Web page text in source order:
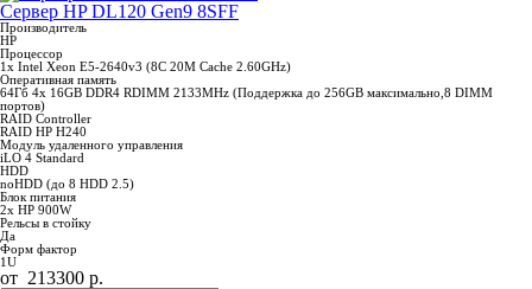
Сервер HP DL120 Gen9 8SFF
Производитель
HP
Процессор
1x Intel Xeon E5-2640v3 (8C 20M Cache 2.60GHz)
Оперативная память
64Гб 4x 16GB DDR4 RDIMM 2133MHz (Поддержка до 256GB максимально,8 DIMM
портов)
RAID Controller
RAID HP H240
Модуль удаленного управления
iLO 4 Standard
HDD
noHDD (до 8 HDD 2.5)
Блок питания
2x HP 900W
Рельсы в стойку
Да
Форм фактор
1U
от 213300 р.